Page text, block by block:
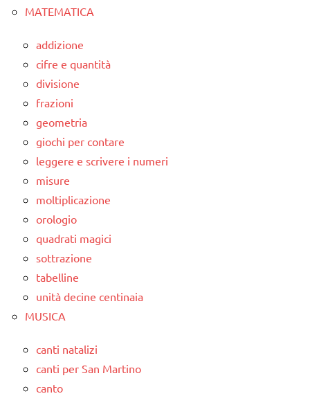
MATEMATICA
addizione
cifre e quantità
divisione
frazioni
geometria
giochi per contare
leggere e scrivere i numeri
misure
moltiplicazione
orologio
quadrati magici
sottrazione
tabelline
unità decine centinaia
MUSICA
canti natalizi
canti per San Martino
canto